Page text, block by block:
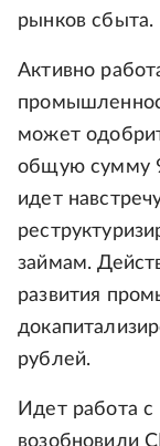
рынков сбыта.
Активно
может
общую сумму
идет
займам.
развития
рублей.
Идет работа с
возобновили